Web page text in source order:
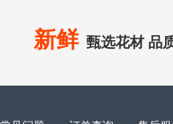
新鲜 甄选花材 品